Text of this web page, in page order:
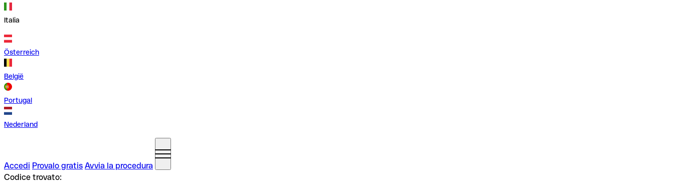
Italia
Österreich
België
Portugal
Nederland
Accedi Provalo gratis Avvia la procedura
Codice trovato: